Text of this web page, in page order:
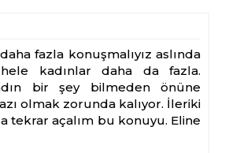
fazla konuşmalıyız aslında
hele kadınlar daha da fazla.
bir şey bilmeden önüne
olmak zorunda kalıyor. İleriki
tekrar açalım bu konuyu. Eline